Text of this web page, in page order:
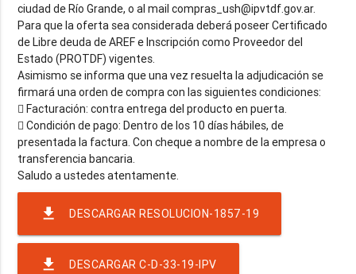
ciudad de Río Grande, o al mail compras_ush@ipvtdf.gov.ar.
Para que la oferta sea considerada deberá poseer Certificado
de Libre deuda de AREF e Inscripción como Proveedor del
Estado (PROTDF) vigentes.
Asimismo se informa que una vez resuelta la adjudicación se
firmará una orden de compra con las siguientes condiciones:
 Facturación: contra entrega del producto en puerta.
 Condición de pago: Dentro de los 10 días hábiles, de
presentada la factura. Con cheque a nombre de la empresa o
transferencia bancaria.
file_download DESCARGAR RESOLUCION-1857-19
file_download DESCARGAR C-D-33-19-IPV